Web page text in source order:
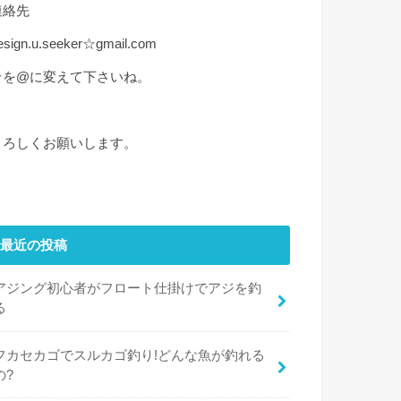
絡先
@に変えて下さいね。
しくお願いします。
最近の投稿
ジング初心者がフロート仕掛けでアジを釣
カセカゴでスルカゴ釣り!どんな魚が釣れる
?